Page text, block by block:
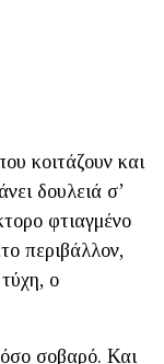
κοιτάζουν και
δουλειά σ’
φτιαγμένο
περιβάλλον,
ο
σοβαρό. Και